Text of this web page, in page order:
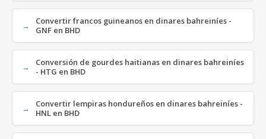
Convertir francos guineanos en dinares bahreiníes -
GNF en BHD
Conversión de gourdes haitianas en dinares bahreiníes
- HTG en BHD
Convertir lempiras hondureños en dinares bahreiníes -
HNL en BHD